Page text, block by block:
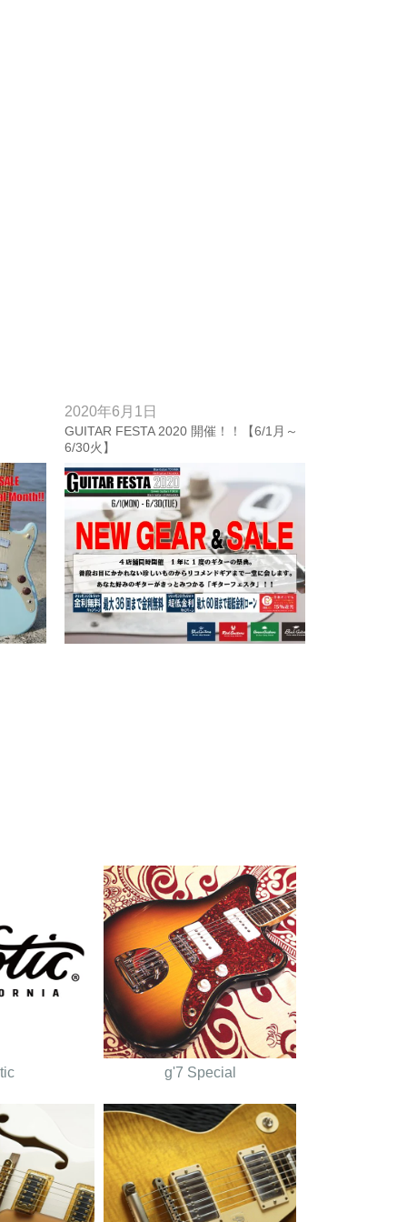
2020年6月1日
GUITAR FESTA 2020 開催！！【6/1月～
6/30火】
g'7 Special